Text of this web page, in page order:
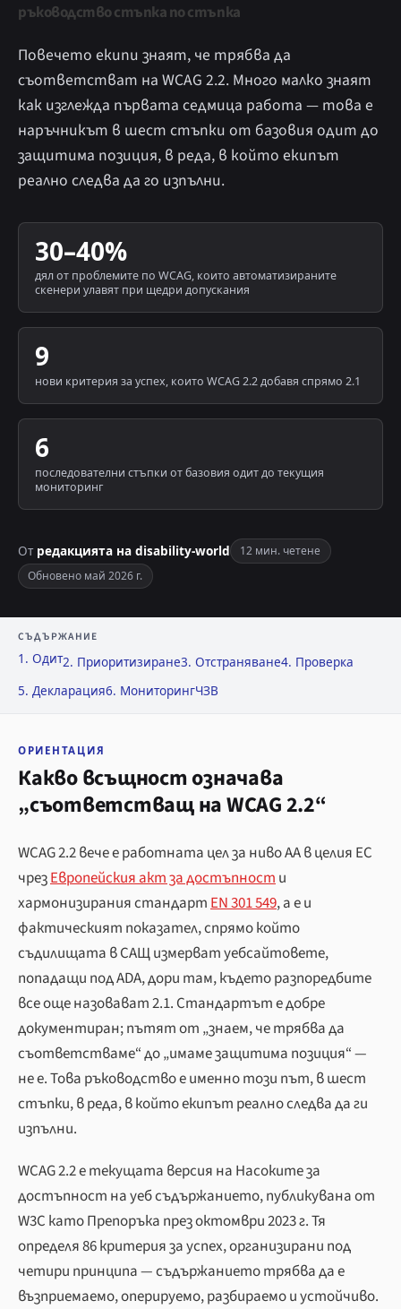
ръководство стъпка по стъпка
Повечето екипи знаят, че трябва да
съответстват на WCAG 2.2. Много малко знаят
как изглежда първата седмица работа — това е
наръчникът в шест стъпки от базовия одит до
защитима позиция, в реда, в който екипът
реално следва да го изпълни.
30–40%
дял от проблемите по WCAG, които автоматизираните
скенери улавят при щедри допускания
9
нови критерия за успех, които WCAG 2.2 добавя спрямо 2.1
6
последователни стъпки от базовия одит до текущия
мониторинг
От редакцията на disability-world
12 мин. четене
Обновено май 2026 г.
СЪДЪРЖАНИЕ
1. Одит2. Приоритизиране3. Отстраняване4. Проверка
5. Декларация6. МониторингЧЗВ
ОРИЕНТАЦИЯ
Какво всъщност означава
„съответстващ на WCAG 2.2“
WCAG 2.2 вече е работната цел за ниво AA в целия ЕС
чрезЕвропейския акт за достъпности
хармонизирания стандартEN 301 549, а е и
фактическият показател, спрямо който
съдилищата в САЩ измерват уебсайтовете,
попадащи под ADA, дори там, където разпоредбите
все още назовават 2.1. Стандартът е добре
документиран; пътят от „знаем, че трябва да
съответстваме“ до „имаме защитима позиция“ —
не е. Това ръководство е именно този път, в шест
стъпки, в реда, в който екипът реално следва да ги
изпълни.
WCAG 2.2 е текущата версия на Насоките за
достъпност на уеб съдържанието, публикувана от
W3C като Препоръка през октомври 2023 г. Тя
определя 86 критерия за успех, организирани под
четири принципа — съдържанието трябва да е
възприемаемо, оперируемо, разбираемо и устойчиво.